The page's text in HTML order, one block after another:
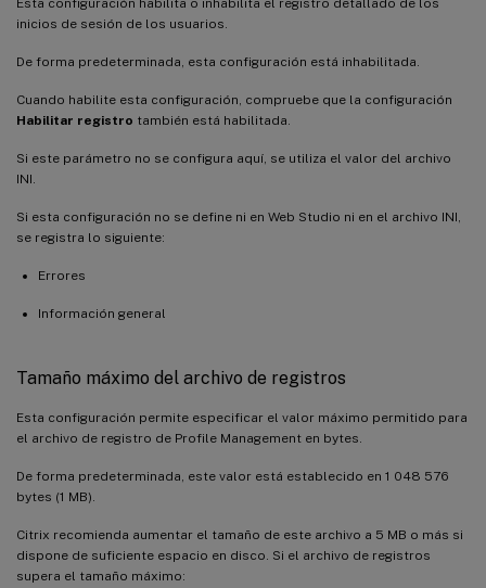
inicios de sesión de los usuarios.
De forma predeterminada, esta configuración está inhabilitada.
Cuando habilite esta configuración, compruebe que la configuración
Habilitar registro también está habilitada.
Si este parámetro no se configura aquí, se utiliza el valor del archivo
INI.
Si esta configuración no se define ni en Web Studio ni en el archivo INI,
se registra lo siguiente:
Errores
Información general
Tamaño máximo del archivo de registros
Esta configuración permite especificar el valor máximo permitido para
el archivo de registro de Profile Management en bytes.
De forma predeterminada, este valor está establecido en 1 048 576
bytes (1 MB).
Citrix recomienda aumentar el tamaño de este archivo a 5 MB o más si
dispone de suficiente espacio en disco. Si el archivo de registros
supera el tamaño máximo: